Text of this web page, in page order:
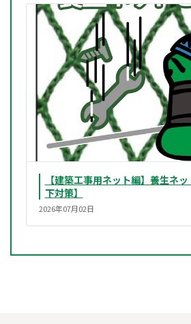
【建築工事用ネット編】養生ネ
下対策】
2026年07月02日